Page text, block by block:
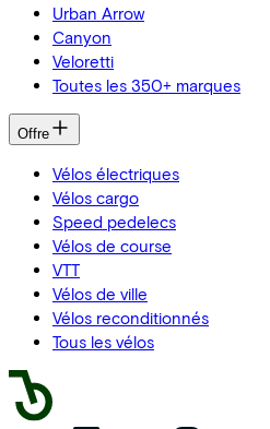
Urban Arrow
Canyon
Veloretti
Toutes les 350+ marques
Offre
Vélos électriques
Vélos cargo
Speed pedelecs
Vélos de course
VTT
Vélos de ville
Vélos reconditionnés
Tous les vélos